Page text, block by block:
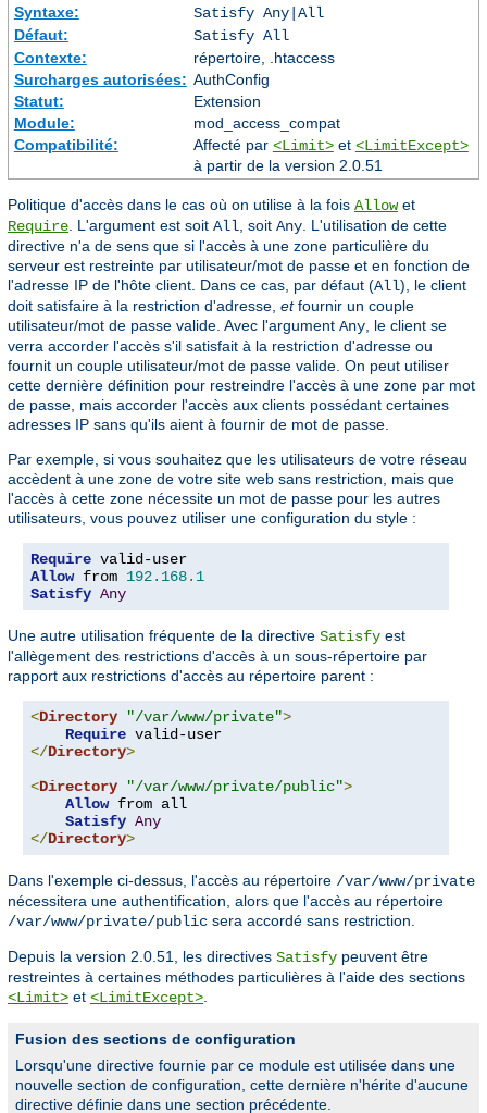
Syntaxe:
Satisfy Any|All
Défaut:
Satisfy All
Contexte:
répertoire, .htaccess
Surcharges autorisées: AuthConfig
Statut:
Extension
Module:
mod_access_compat
Compatibilité:
Affecté par <Limit>et <LimitExcept>
à partir de la version 2.0.51
Politique d'accès dans le cas où on utilise à la fois Allowet
Require . L'argument est soit All , soit Any . L'utilisation de cette
directive n'a de sens que si l'accès à une zone particulière du
serveur est restreinte par utilisateur/mot de passe et en fonction de
l'adresse IP de l'hôte client. Dans ce cas, par défaut (All), le client
doit satisfaire à la restriction d'adresse, etfournir un couple
utilisateur/mot de passe valide. Avec l'argument Any , le client se
verra accorder l'accès s'il satisfait à la restriction d'adresse ou
fournit un couple utilisateur/mot de passe valide. On peut utiliser
cette dernière définition pour restreindre l'accès à une zone par mot
de passe, mais accorder l'accès aux clients possédant certaines
adresses IP sans qu'ils aient à fournir de mot de passe.
Par exemple, si vous souhaitez que les utilisateurs de votre réseau
accèdent à une zone de votre site web sans restriction, mais que
l'accès à cette zone nécessite un mot de passe pour les autres
utilisateurs, vous pouvez utiliser une configuration du style :
Require
Allow from 192.168. 1
Satisfy Any
Une autre utilisation fréquente de la directive Satisfy est
l'allègement des restrictions d'accès à un sous-répertoire par
rapport aux restrictions d'accès au répertoire parent :
<Directory "/var/www/private">
Require
</Directory>
<Directory "/var/www/private/public">
Allow from all
Satisfy Any
</Directory>
Dans l'exemple ci-dessus, l'accès au répertoire /var/www/private
nécessitera une authentification, alors que l'accès au répertoire
/var/www/private/public sera accordé sans restriction.
Depuis la version 2.0.51, les directives Satisfy peuvent être
restreintes à certaines méthodes particulières à l'aide des sections
<Limit> et <LimitExcept>
Fusion des sections de configuration
Lorsqu'une directive fournie par ce module est utilisée dans une
nouvelle section de configuration, cette dernière n'hérite d'aucune
directive définie dans une section précédente.